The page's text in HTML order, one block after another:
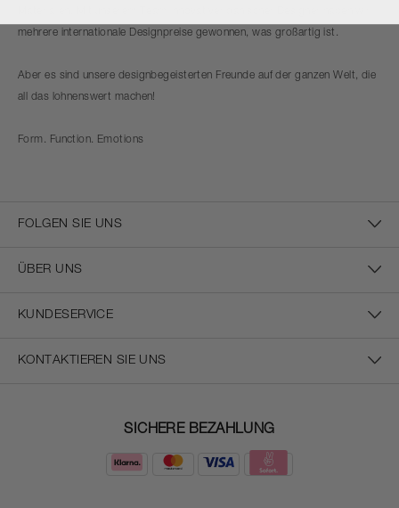
mehrere internationale Designpreise gewonnen, was großartig ist.
Aber es sind unsere designbegeisterten Freunde auf der ganzen Welt, die
all das lohnenswert machen!
Form. Function. Emotions
FOLGEN SIE UNS
ÜBER UNS
KUNDESERVICE
KONTAKTIEREN SIE UNS
SICHERE BEZAHLUNG